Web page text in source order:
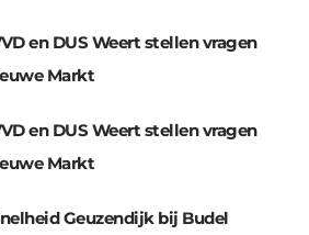
en DUS Weert stellen vragen
Markt
en DUS Weert stellen vragen
Markt
Geuzendijk bij Budel